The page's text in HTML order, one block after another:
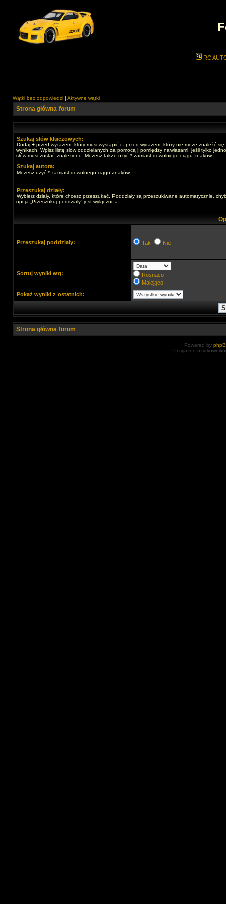
RC
Wątki bez odpowiedzi | Aktywne wątki
Strona główna forum
Szukaj słów kluczowych:
Dodaj + przed wyrazem, który musi wystąpić i - przed wyrazem, który nie może znaleźć się
wynikach. Wpisz listę słów oddzielanych za pomocą | pomiędzy nawiasami, jeśli tylko
słów musi zostać znalezione. Możesz także użyć * zamiast dowolnego ciągu znaków.
Szukaj autora:
Możesz użyć * zamiast dowolnego ciągu znaków.
Przeszukaj działy:
Wybierz działy, które chcesz przeszukać. Poddziały są przeszukiwane automatycznie,
opcja „Przeszukuj poddziały” jest wyłączona.
Przeszukaj poddziały: Tak Nie
Sortuj wyniki wg:
Rosnąco
Malejąco
Pokaż wyniki z ostatnich:
Strona główna forum
Powered by
Przyjazne